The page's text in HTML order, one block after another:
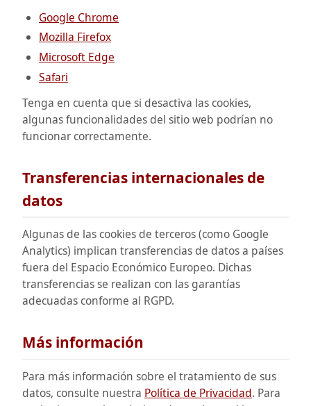
Google Chrome
Mozilla Firefox
Microsoft Edge
Safari
Tenga en cuenta que si desactiva las cookies,
algunas funcionalidades del sitio web podrían no
funcionar correctamente.
Transferencias internacionales de
datos
Algunas de las cookies de terceros (como Google
Analytics) implican transferencias de datos a países
fuera del Espacio Económico Europeo. Dichas
transferencias se realizan con las garantías
adecuadas conforme al RGPD.
Más información
Para más información sobre el tratamiento de sus
datos, consulte nuestra Política de Privacidad. Para